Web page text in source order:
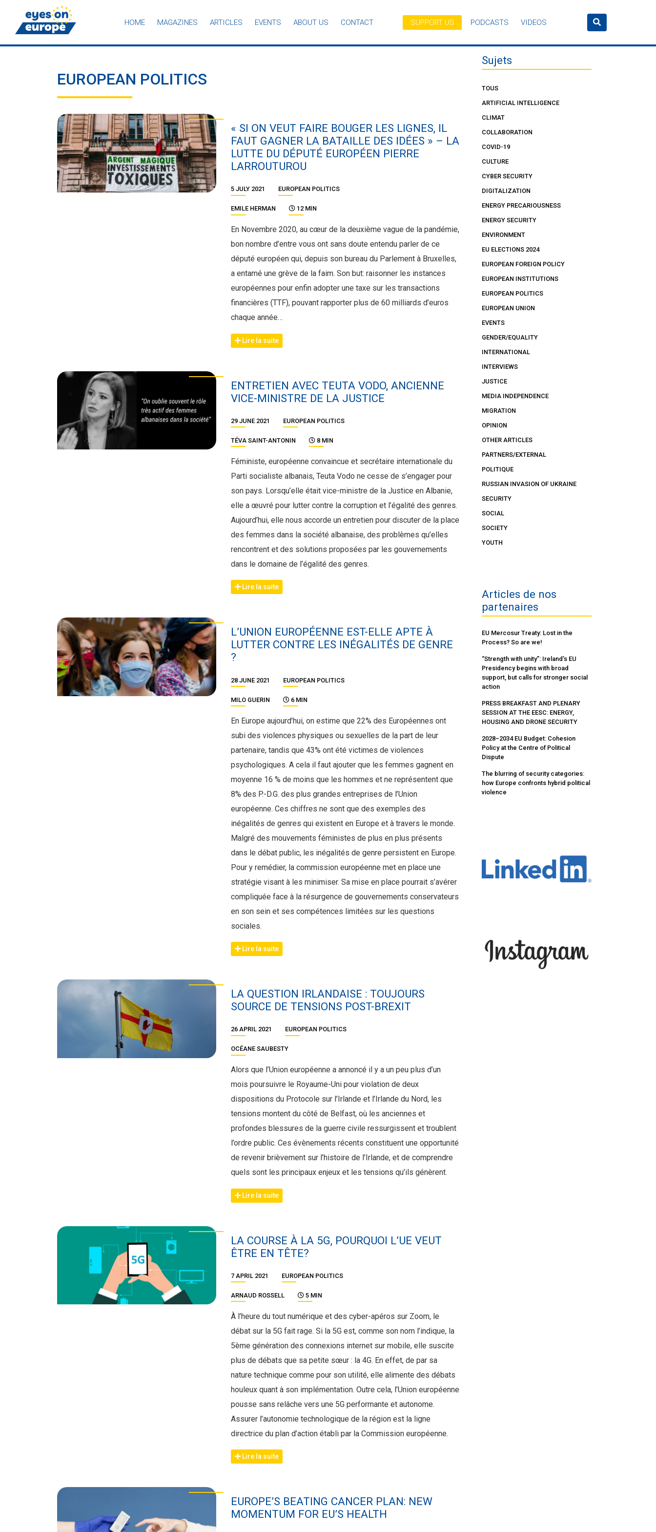
Eyes on Europe
HOME MAGAZINES ARTICLES EVENTS ABOUT US CONTACT SUPPORT US PODCASTS VIDEOS
EUROPEAN POLITICS
« SI ON VEUT FAIRE BOUGER LES LIGNES, IL
FAUT GAGNER LA BATAILLE DES IDÉES » – LA
LUTTE DU DÉPUTÉ EUROPÉEN PIERRE
LARROUTUROU
5 JULY 2021 EUROPEAN POLITICS
EMILE HERMAN 12 MIN
En Novembre 2020, au cœur de la deuxième vague de la pandémie,
bon nombre d’entre vous ont sans doute entendu parler de ce
député européen qui, depuis son bureau du Parlement à Bruxelles,
a entamé une grève de la faim. Son but: raisonner les instances
européennes pour enfin adopter une taxe sur les transactions
financières (TTF), pouvant rapporter plus de 60 milliards d’euros
chaque année…
Lire la suite
ENTRETIEN AVEC TEUTA VODO, ANCIENNE
VICE-MINISTRE DE LA JUSTICE
29 JUNE 2021 EUROPEAN POLITICS
TÉVA SAINT-ANTONIN 8 MIN
Féministe, européenne convaincue et secrétaire internationale du
Parti socialiste albanais, Teuta Vodo ne cesse de s’engager pour
son pays. Lorsqu’elle était vice-ministre de la Justice en Albanie,
elle a œuvré pour lutter contre la corruption et l’égalité des genres.
Aujourd’hui, elle nous accorde un entretien pour discuter de la place
des femmes dans la société albanaise, des problèmes qu’elles
rencontrent et des solutions proposées par les gouvernements
dans le domaine de l’égalité des genres.
Lire la suite
L’UNION EUROPÉENNE EST-ELLE APTE À
LUTTER CONTRE LES INÉGALITÉS DE GENRE
?
28 JUNE 2021 EUROPEAN POLITICS
MILO GUERIN 6 MIN
En Europe aujourd’hui, on estime que 22% des Européennes ont
subi des violences physiques ou sexuelles de la part de leur
partenaire, tandis que 43% ont été victimes de violences
psychologiques. A cela il faut ajouter que les femmes gagnent en
moyenne 16 % de moins que les hommes et ne représentent que
8% des P.-D.G. des plus grandes entreprises de l’Union
européenne. Ces chiffres ne sont que des exemples des
inégalités de genres qui existent en Europe et à travers le monde.
Malgré des mouvements féministes de plus en plus présents
dans le débat public, les inégalités de genre persistent en Europe.
Pour y remédier, la commission européenne met en place une
stratégie visant à les minimiser. Sa mise en place pourrait s’avérer
compliquée face à la résurgence de gouvernements conservateurs
en son sein et ses compétences limitées sur les questions
sociales.
Lire la suite
LA QUESTION IRLANDAISE : TOUJOURS
SOURCE DE TENSIONS POST-BREXIT
26 APRIL 2021 EUROPEAN POLITICS
OCÉANE SAUBESTY
Alors que l’Union européenne a annoncé il y a un peu plus d’un
mois poursuivre le Royaume-Uni pour violation de deux
dispositions du Protocole sur l’Irlande et l’Irlande du Nord, les
tensions montent du côté de Belfast, où les anciennes et
profondes blessures de la guerre civile ressurgissent et troublent
l’ordre public. Ces évènements récents constituent une opportunité
de revenir brièvement sur l’histoire de l’Irlande, et de comprendre
quels sont les principaux enjeux et les tensions qu’ils génèrent.
Lire la suite
LA COURSE À LA 5G, POURQUOI L’UE VEUT
ÊTRE EN TÊTE?
7 APRIL 2021 EUROPEAN POLITICS
ARNAUD ROSSELL 5 MIN
À l’heure du tout numérique et des cyber-apéros sur Zoom, le
débat sur la 5G fait rage. Si la 5G est, comme son nom l’indique, la
5ème génération des connexions internet sur mobile, elle suscite
plus de débats que sa petite sœur : la 4G. En effet, de par sa
nature technique comme pour son utilité, elle alimente des débats
houleux quant à son implémentation. Outre cela, l’Union européenne
pousse sans relâche vers une 5G performante et autonome.
Assurer l’autonomie technologique de la région est la ligne
directrice du plan d’action établi par la Commission européenne.
Lire la suite
EUROPE’S BEATING CANCER PLAN: NEW
MOMENTUM FOR EU’S HEALTH
Sujets
TOUS
ARTIFICIAL INTELLIGENCE
CLIMAT
COLLABORATION
COVID-19
CULTURE
CYBER SECURITY
DIGITALIZATION
ENERGY PRECARIOUSNESS
ENERGY SECURITY
ENVIRONMENT
EU ELECTIONS 2024
EUROPEAN FOREIGN POLICY
EUROPEAN INSTITUTIONS
EUROPEAN POLITICS
EUROPEAN UNION
EVENTS
GENDER/EQUALITY
INTERNATIONAL
INTERVIEWS
JUSTICE
MEDIA INDEPENDENCE
MIGRATION
OPINION
OTHER ARTICLES
PARTNERS/EXTERNAL
POLITIQUE
RUSSIAN INVASION OF UKRAINE
SECURITY
SOCIAL
SOCIETY
YOUTH
Articles de nos
partenaires
EU Mercosur Treaty: Lost in the
Process? So are we!
“Strength with unity”: Ireland’s EU
Presidency begins with broad
support, but calls for stronger social
action
PRESS BREAKFAST AND PLENARY
SESSION AT THE EESC: ENERGY,
HOUSING AND DRONE SECURITY
2028–2034 EU Budget: Cohesion
Policy at the Centre of Political
Dispute
The blurring of security categories:
how Europe confronts hybrid political
violence